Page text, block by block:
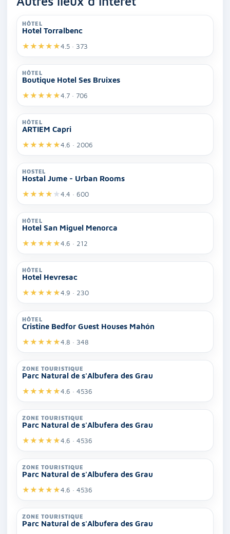
HÔTEL
Hotel Torralbenc
★★★★★4.5 · 373
HÔTEL
Boutique Hotel Ses Bruixes
★★★★★4.7 · 706
HÔTEL
ARTIEM Capri
★★★★★4.6 · 2006
HOSTEL
Hostal Jume - Urban Rooms
★★★★ ★4.4 · 600
HÔTEL
Hotel San Miguel Menorca
★★★★★4.6 · 212
HÔTEL
Hotel Hevresac
★★★★★4.9 · 230
HÔTEL
Cristine Bedfor Guest Houses Mahón
★★★★★4.8 · 348
ZONE TOURISTIQUE
Parc Natural de s'Albufera des Grau
★★★★★4.6 · 4536
ZONE TOURISTIQUE
Parc Natural de s'Albufera des Grau
★★★★★4.6 · 4536
ZONE TOURISTIQUE
Parc Natural de s'Albufera des Grau
★★★★★4.6 · 4536
ZONE TOURISTIQUE
Parc Natural de s'Albufera des Grau